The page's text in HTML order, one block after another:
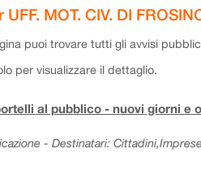
MOT. CIV. DI
puoi trovare tutti gli avvisi
per visualizzare il dettaglio.
al pubblico - nuovi giorni e
- Destinatari: